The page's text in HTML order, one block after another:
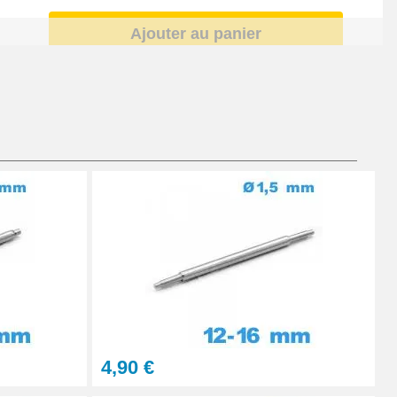
Ajouter au panier
4,90 €